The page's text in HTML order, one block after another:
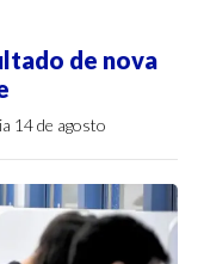
de nova
14 de agosto